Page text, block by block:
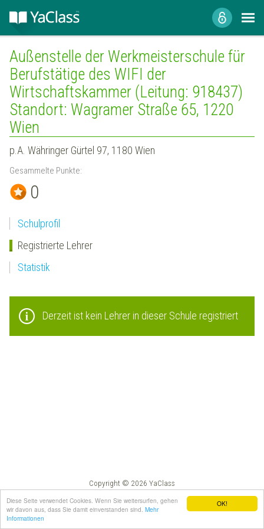
OK!
Diese Seite verwendet Cookies. Wenn Sie weitersurfen, gehen
wir davon aus, dass Sie damit einverstanden sind. Mehr
Informationen
Außenstelle der Werkmeisterschule für
Berufstätige des WIFI der
Wirtschaftskammer (Leitung: 918437)
Standort: Wagramer Straße 65, 1220
Wien
p.A. Währinger Gürtel 97, 1180 Wien
Gesammelte Punkte:
0
Schulprofil
Registrierte Lehrer
Statistik
Derzeit ist kein Lehrer in dieser Schule registriert
Copyright © 2026 YaClass
Impressum
AGB